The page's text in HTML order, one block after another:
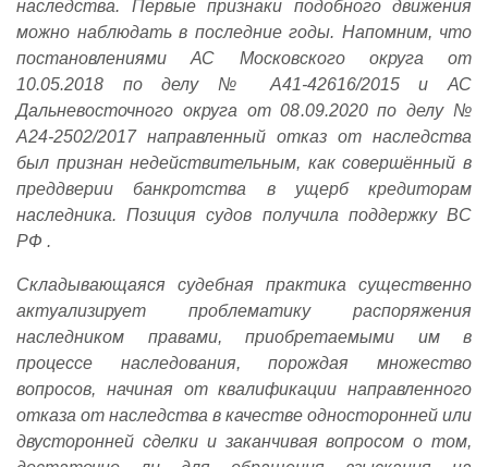
наследства. Первые признаки подобного движения
можно наблюдать в последние годы. Напомним, что
постановлениями АС Московского округа от
10.05.2018 по делу № А41-42616/2015 и АС
Дальневосточного округа от 08.09.2020 по делу №
А24-2502/2017 направленный отказ от наследства
был признан недействительным, как совершённый в
преддверии банкротства в ущерб кредиторам
наследника. Позиция судов получила поддержку ВС
РФ .
Складывающаяся судебная практика существенно
актуализирует проблематику распоряжения
наследником правами, приобретаемыми им в
процессе наследования, порождая множество
вопросов, начиная от квалификации направленного
отказа от наследства в качестве односторонней или
двусторонней сделки и заканчивая вопросом о том,